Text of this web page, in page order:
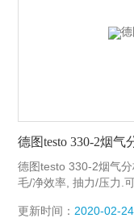
德图testo 330-2烟气
德图testo 330-2烟气
毛/净效率, 抽力/压力.
更新时间： 2020-02-24